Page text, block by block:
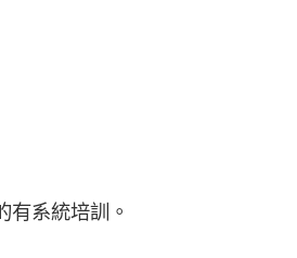
系統培訓。